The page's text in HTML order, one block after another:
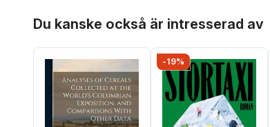
National Museum
1890; Volume no.28
Du kanske också är intresserad av
-19%